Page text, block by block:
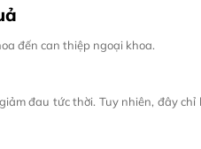
đến can thiệp ngoại khoa.
đau tức thời. Tuy nhiên, đây